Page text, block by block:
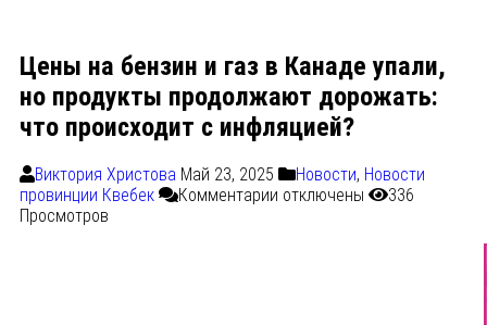
Цены на бензин и газ в Канаде упали,
но продукты продолжают дорожать:
что происходит с инфляцией?
Виктория Христова Май 23, 2025 Новости, Новости
провинции Квебек
Комментарии отключены
336
Просмотров